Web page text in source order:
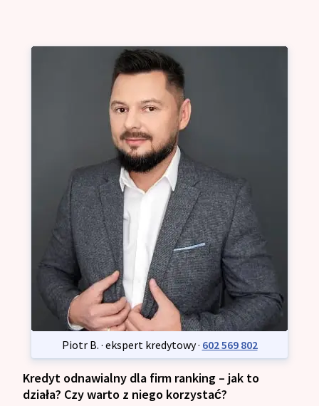
Piotr B. · ekspert kredytowy · 602 569 802
Kredyt odnawialny dla firm ranking – jak to
działa? Czy warto z niego korzystać?